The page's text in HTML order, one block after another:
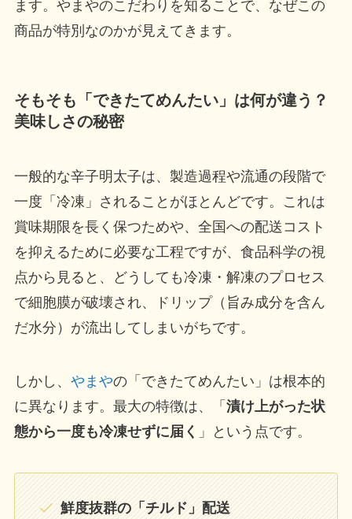
ます。やまやのこだわりを知ることで、なぜこの
商品が特別なのかが見えてきます。
そもそも「できたてめんたい」は何が違う？
美味しさの秘密
一般的な辛子明太子は、製造過程や流通の段階で
一度「冷凍」されることがほとんどです。これは
賞味期限を長く保つためや、全国への配送コスト
を抑えるために必要な工程ですが、食品科学の視
点から見ると、どうしても冷凍・解凍のプロセス
で細胞膜が破壊され、ドリップ（旨み成分を含ん
だ水分）が流出してしまいがちです。
しかし、 やまやの「できたてめんたい」は根本的
に異なります。最大の特徴は、「 漬け上がった状
態から一度も冷凍せずに届く 」という点です。
鮮度抜群の「チルド」配送